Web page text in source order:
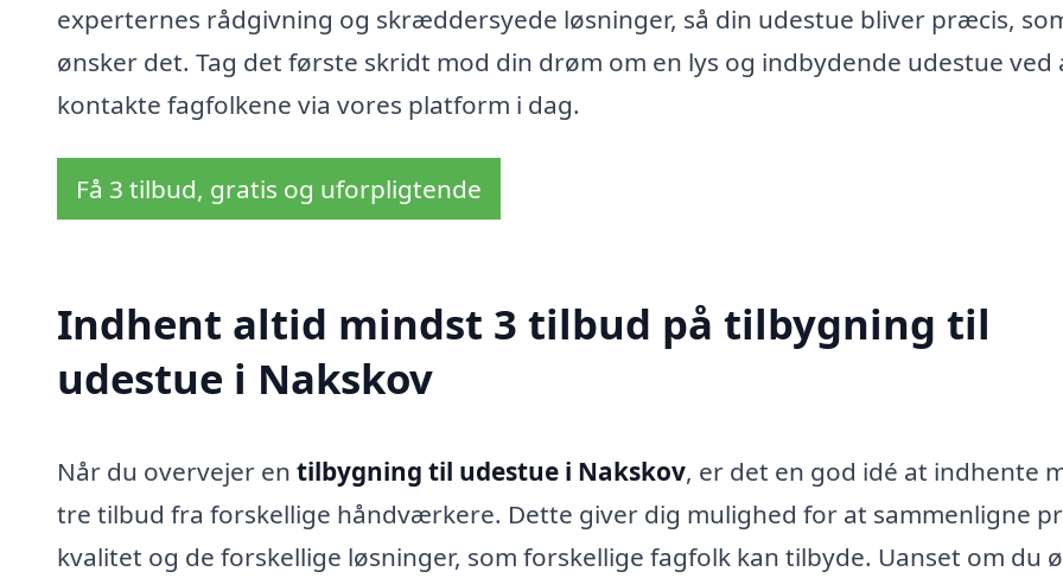
experternes rådgivning og skræddersyede løsninger, så din udestue bliver præcis,
ønsker det. Tag det første skridt mod din drøm om en lys og indbydende udestue ved
kontakte fagfolkene via vores platform i dag.
Få 3 tilbud, gratis og uforpligtende
Indhent altid mindst 3 tilbud på tilbygning til
udestue i Nakskov
Når du overvejer en tilbygning til udestue i Nakskov, er det en god idé at indhente
tre tilbud fra forskellige håndværkere. Dette giver dig mulighed for at sammenligne
kvalitet og de forskellige løsninger, som forskellige fagfolk kan tilbyde. Uanset om du